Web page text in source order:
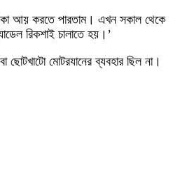
আয় করতে পারতাম। এখন সকাল থেকে
রিকশাই চালাতে হয়।’
মোটরযানের ব্যবহার ছিল না।